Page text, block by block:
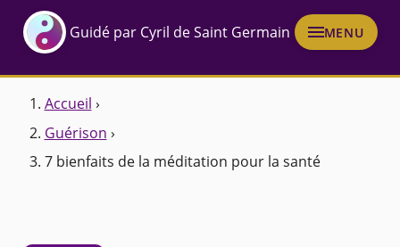
Guidé par Cyril de Saint Germain MENU
Accueil ›
Guérison ›
7 bienfaits de la méditation pour la santé